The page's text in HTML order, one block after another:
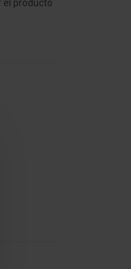
el producto